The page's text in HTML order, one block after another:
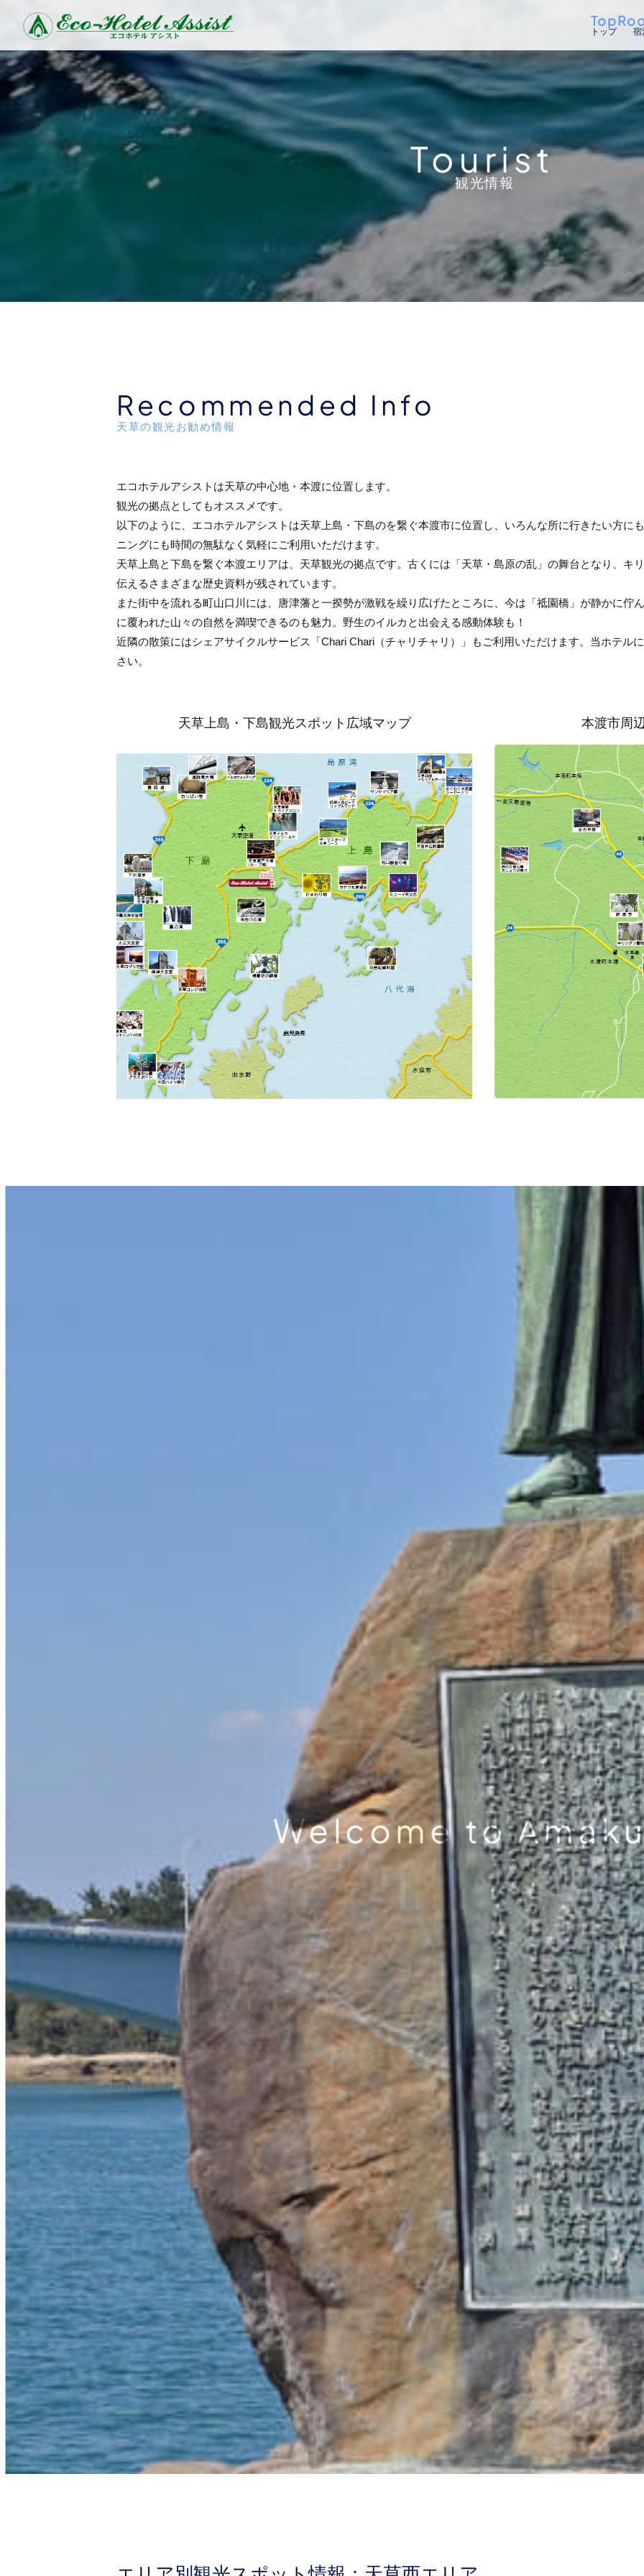
トップ
Top
宿
観光情報
Tourist
Recommended Info
天草の観光お勧め情報
エコホテルアシストは天草の中心地・本渡に位置します。
観光の拠点としてもオススメです。
以下のように、エコホテルアシストは天草上島・下島のを繋ぐ本渡市に位置し、いろんな所に行きたい方に
ニングにも時間の無駄なく気軽にご利用いただけます。
天草上島と下島を繋ぐ本渡エリアは、天草観光の拠点です。古くには「天草・島原の乱」の舞台となり、キ
伝えるさまざまな歴史資料が残されています。
また街中を流れる町山口川には、唐津藩と一揆勢が激戦を繰り広げたところに、今は「祗園橋」が静かに佇
に覆われた山々の自然を満喫できるのも魅力。野生のイルカと出会える感動体験も！
近隣の散策にはシェアサイクルサービス「Chari Chari（チャリチャリ）」もご利用いただけます。当ホテル
さい。
天草上島・下島観光スポット広域マップ 本渡市周